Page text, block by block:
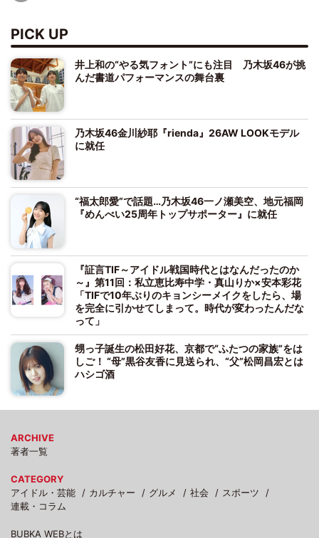
PICK UP
井上和の“やる気フォント”にも注目 乃木坂46が挑
んだ書道パフォーマンスの舞台裏
乃木坂46金川紗耶『rienda』26AW LOOKモデル
に就任
“福太郎愛”で話題…乃木坂46一ノ瀬美空、地元福岡
『めんべい25周年トップサポーター』に就任
『証言TIF～アイドル戦国時代とはなんだったのか
～』第11回：私立恵比寿中学・真山りか×安本彩花
「TIFで10年ぶりのキョンシーメイクをしたら、場
を完全に引かせてしまって。時代が変わったんだな
って」
甥っ子誕生の松田好花、京都で“ふたつの家族”をは
しご！ “母”黒谷友香に見送られ、“父”松岡昌宏とは
ハシゴ酒
ARCHIVE
著者一覧
CATEGORY
アイドル・芸能
カルチャー グルメ 社会
スポーツ
連載・コラム
BUBKA WEBとは